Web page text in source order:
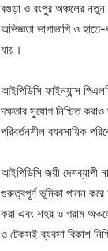
বগুড়া ও রংপুর অঞ্চলের নতুন
অভিজ্ঞতা ভাগাভাগি ও
যায়।
আইপিডিসি ফাইন্যান্স
দক্ষতার সুযোগ নিশ্চিত
পরিবর্তনশীল ব্যবসায়িক
আইপিডিসি জয়ী দেশব্যাপী
গুরুত্বপূর্ণ ভূমিকা পালন
করা এবং শহর ও গ্রাম
ও টেকসই ব্যবসা বিকাশ